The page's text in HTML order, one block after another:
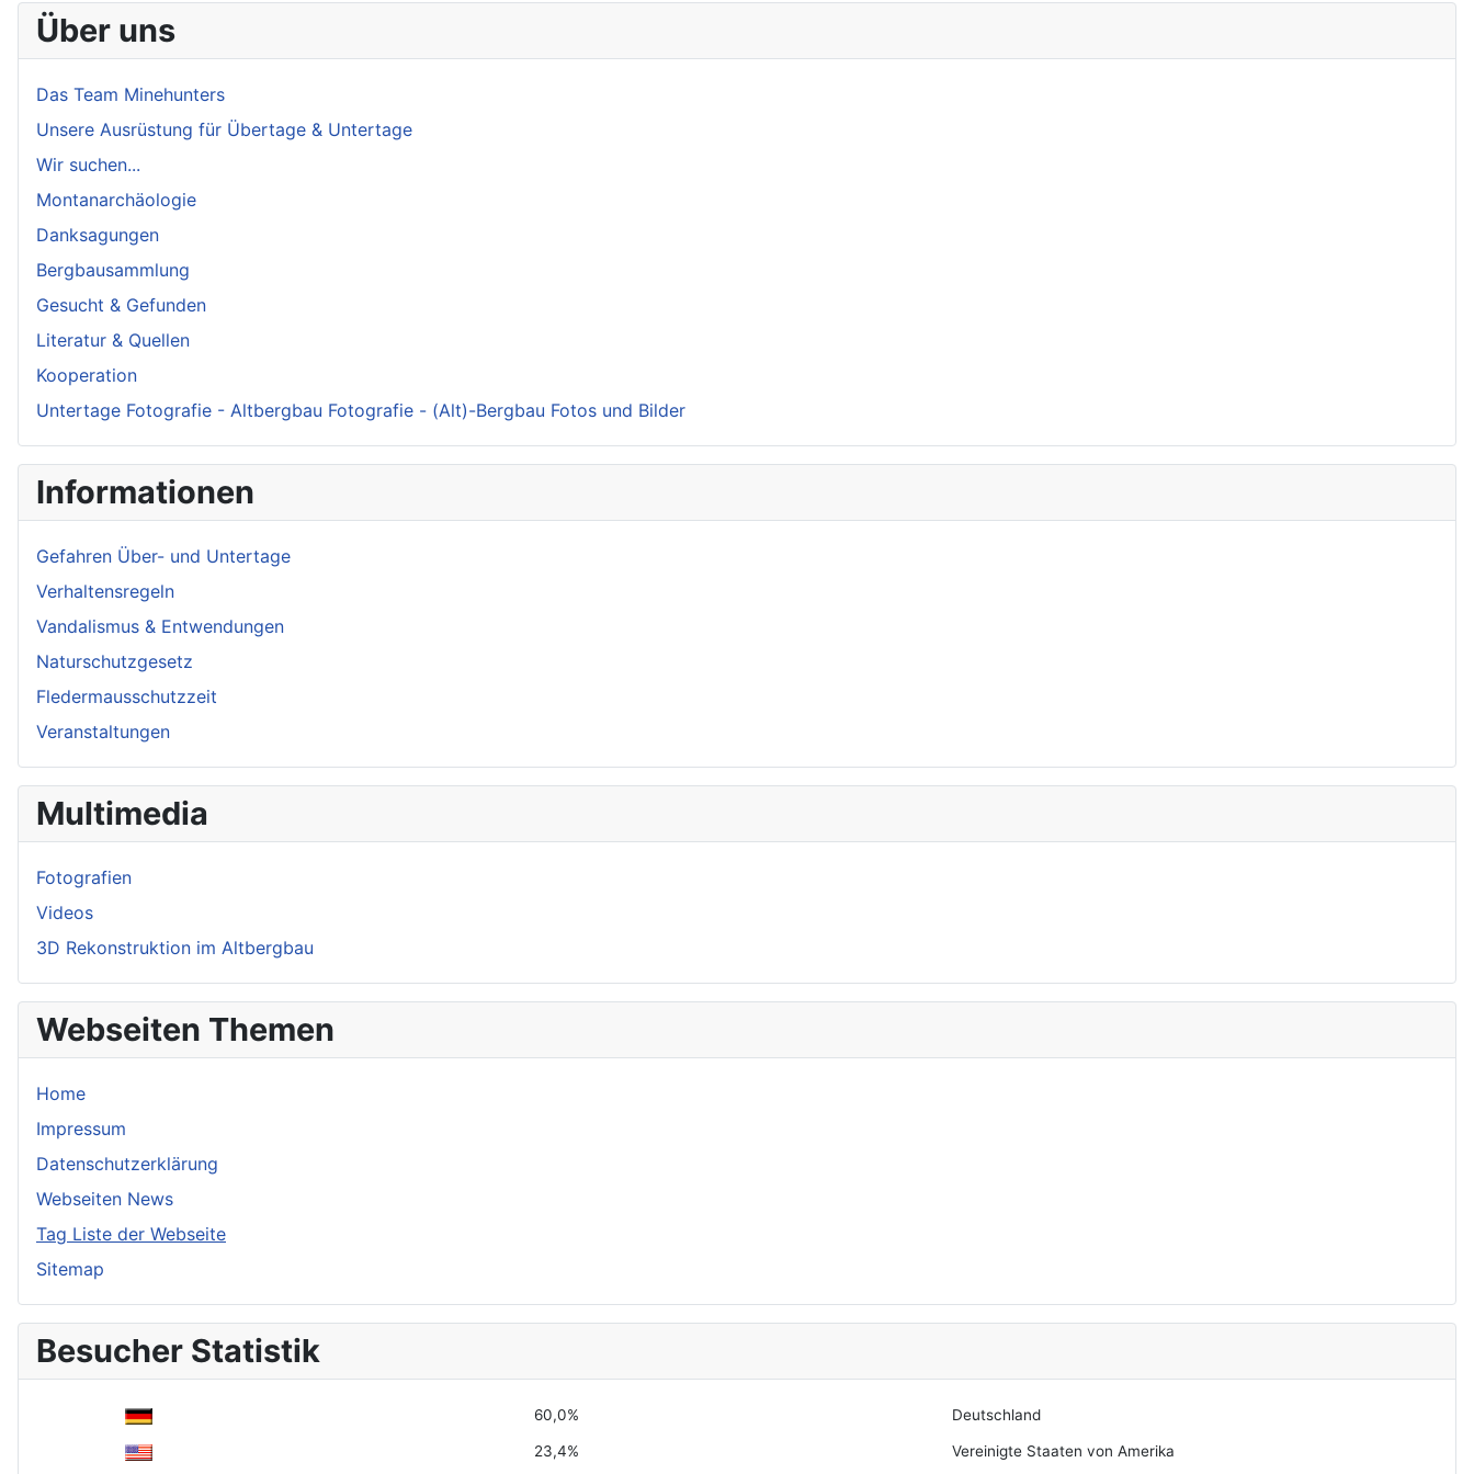
Über uns
Das Team Minehunters
Unsere Ausrüstung für Übertage & Untertage
Wir suchen...
Montanarchäologie
Danksagungen
Bergbausammlung
Gesucht & Gefunden
Literatur & Quellen
Kooperation
Untertage Fotografie - Altbergbau Fotografie - (Alt)-Bergbau Fotos und Bilder
Informationen
Gefahren Über- und Untertage
Verhaltensregeln
Vandalismus & Entwendungen
Naturschutzgesetz
Fledermausschutzzeit
Veranstaltungen
Multimedia
Fotografien
Videos
3D Rekonstruktion im Altbergbau
Webseiten Themen
Home
Impressum
Datenschutzerklärung
Webseiten News
Tag Liste der Webseite
Sitemap
Besucher Statistik
60,0% Deutschland
23,4% Vereinigte Staaten von Amerika